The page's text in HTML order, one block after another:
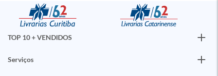
TOP 10 + VENDIDOS
Serviços